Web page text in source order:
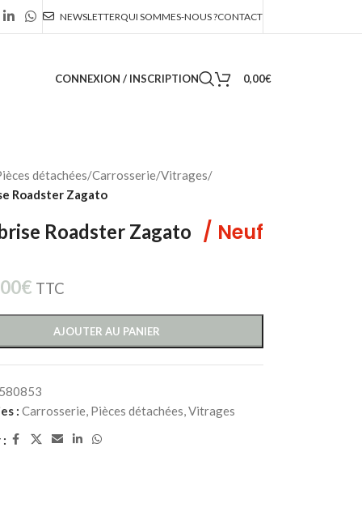
NEWSLETTERQUI SOMMES-NOUS ?CONTACT
CONNEXION / INSCRIPTION 0,00€
détachées/Carrosserie/Vitrages/
Roadster Zagato
Roadster Zagato / Neuf
€ TTC
AJOUTER AU PANIER
: Carrosserie, Pièces détachées,Vitrages